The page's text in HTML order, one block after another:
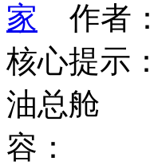
家 作者
核心提示
油总舱